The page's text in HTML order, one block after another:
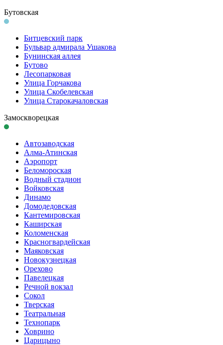
Бутовская
Битцевский парк
Бульвар адмирала Ушакова
Бунинская аллея
Бутово
Лесопарковая
Улица Горчакова
Улица Скобелевская
Улица Старокача­ловская
Замоскворецкая
Автозаводская
Алма-Атинская
Аэропорт
Беломороская
Водный стадион
Войковская
Динамо
Домоде­довская
Кантеми­ровская
Каширская
Коломенская
Красногвар­дейская
Маяковская
Новокузнецкая
Орехово
Павелецкая
Речной вокзал
Сокол
Тверская
Театральная
Технопарк
Ховрино
Царицыно